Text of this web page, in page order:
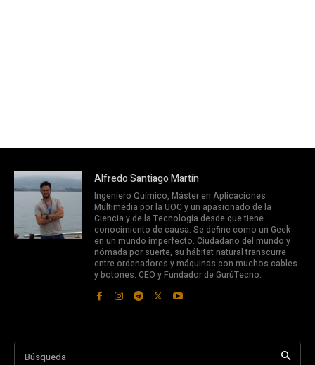
Alfredo Santiago Martín
Ingeniero Químico, Máster en Aplicaciones
Multimedia por la UOC y un apasionado de la
Ciencia y de la Tecnología desde que tiene
conocimiento de causa. Se define como un Geek
en un mundo imperfecto. Ciudadano del mundo y
nómada por suerte, su hábitat natural transcurre
entre ordenadores y máquinas con muchos cables
y botones. CEO y Fundador de GurúTecno.
Búsqueda